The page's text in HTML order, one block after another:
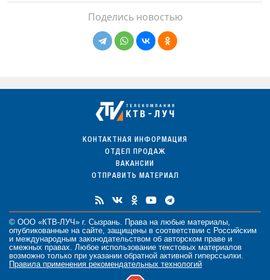
Поделись новостью
КОНТАКТНАЯ ИНФОРМАЦИЯ
ОТДЕЛ ПРОДАЖ
ВАКАНСИИ
ОТПРАВИТЬ МАТЕРИАЛ
© ООО «КТВ-ЛУЧ» г. Сызрань. Права на любые материалы
опубликованные на сайте, защищены в соответствии с Российским
и международным законодательством об авторском праве и
смежных правах. Любое использование текстовых материалов
возможно только при указании обратной активной гиперссылки.
Правила применения рекомендательных технологий